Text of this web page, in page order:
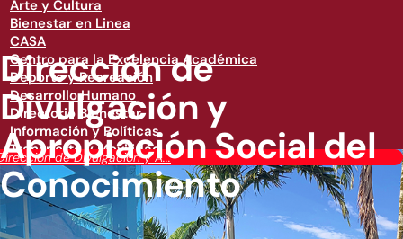
Arte y Cultura
Bienestar en Linea
CASA
Centro para la Excelencia Académica
Deporte y Recreación
Desarrollo Humano
Directorio Bienestar
Información y Políticas
Transporte y Movilidad
de Divulgación y A...
Dirección de
Divulgación y
Apropiación Social del
Conocimiento